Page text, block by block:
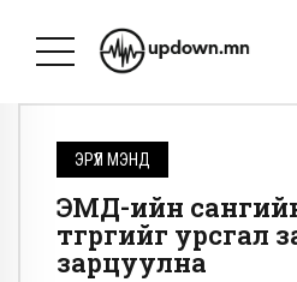
ЭРҮҮЛ МЭНД
ЭМД-ийн
төгрөгийг урсгал
зарцуулна